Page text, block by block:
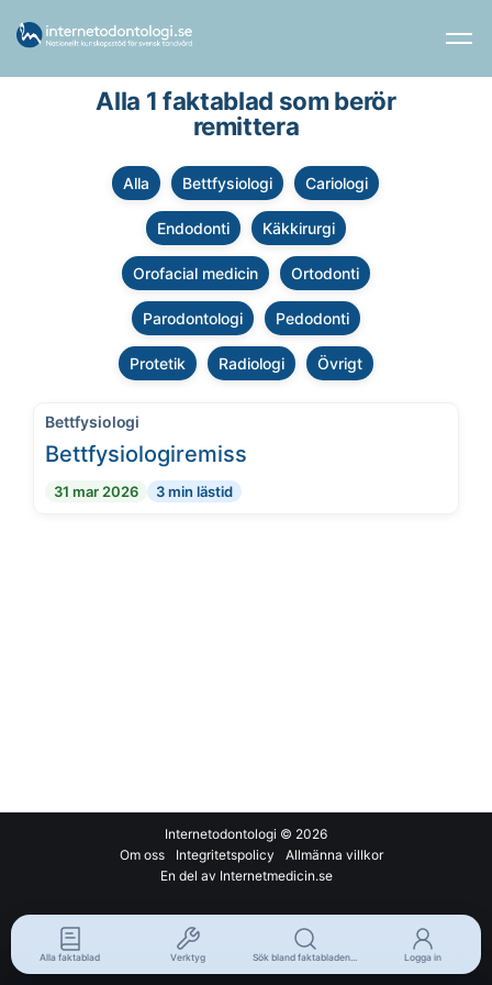
Alla 1 faktablad som berör
remittera
Alla Bettfysiologi Cariologi
Endodonti Käkkirurgi
Orofacial medicin Ortodonti
Parodontologi Pedodonti
Protetik Radiologi Övrigt
Bettfysiologi
Bettfysiologiremiss
31 mar 2026 3 min lästid
Internetodontologi © 2026
Om oss
Integritetspolicy
Allmänna villkor
En del av Internetmedicin.se
Alla faktablad Verktyg Sök bland faktabladen... Logga in